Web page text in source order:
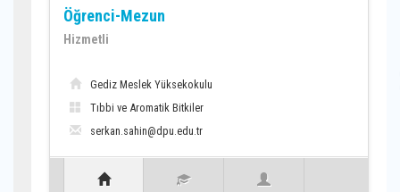
Öğrenci-Mezun
Hizmetli
Gediz Meslek Yüksekokulu
Tıbbi ve Aromatik Bitkiler
serkan.sahin@dpu.edu.tr